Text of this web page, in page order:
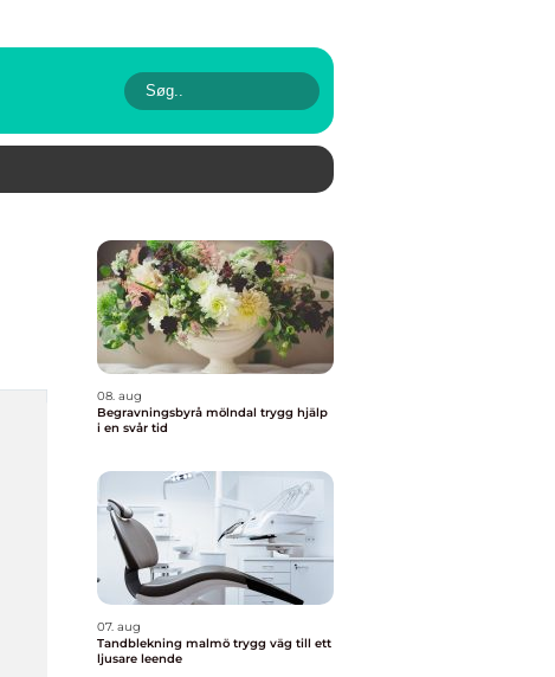
08. aug
Begravningsbyrå mölndal trygg hjälp
i en svår tid
07. aug
Tandblekning malmö trygg väg till ett
ljusare leende